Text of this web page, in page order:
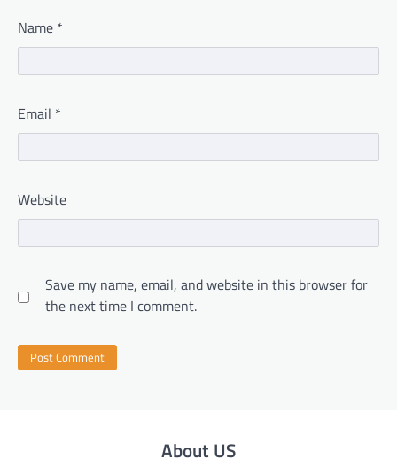
Name *
Email *
Website
Save my name, email, and website in this browser for
the next time I comment.
About US